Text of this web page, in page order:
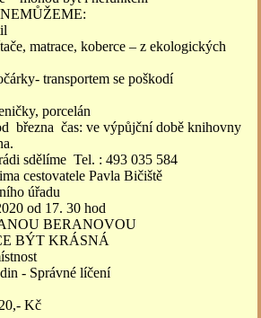
matrace, koberce – z ekologických
transportem se poškodí
porcelán
března čas: ve výpůjční době knihovny
sdělíme Tel. : 493 035 584
cestovatele Pavla Bičiště
úřadu
od 17. 30 hod
BERANOVOU
BÝT KRÁSNÁ
- Správné líčení
Kč